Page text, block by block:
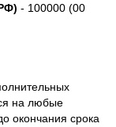
- 100000 (00
на любые
окончания срока